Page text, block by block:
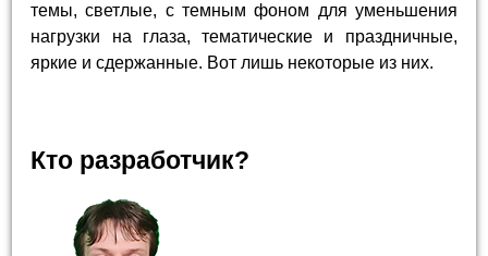
темы, светлые, с темным фоном для уменьшения
нагрузки на глаза, тематические и праздничные,
яркие и сдержанные. Вот лишь некоторые из них.
Кто разработчик?